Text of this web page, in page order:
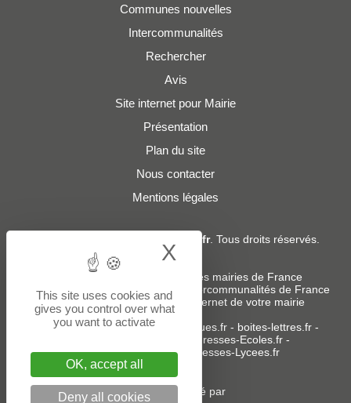
Communes nouvelles
Intercommunalités
Rechercher
Avis
Site internet pour Mairie
Présentation
Plan du site
Nous contacter
Mentions légales
Adresses-Mairies.fr. Tous droits réservés.
Services :
Liste des adresses e-mails des mairies de France
Liste des adresses e-mails des intercommunalités de France
-Création ou refonte du site internet de votre mairie
Sites partenaires:donneespubliques.fr- boites-lettres.fr-
Adresses-Ecoles.fr -
Adresses-Colleges.fr- Adresses-Lycees.fr
Un service édité par
This site uses cookies and
gives you control over what
you want to activate
OK, accept all
Deny all cookies
X